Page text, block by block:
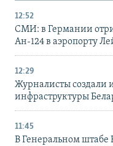
12:52
СМИ: в Германии
Ан-124 в аэропорту
12:29
Журналисты создали
инфраструктуры
11:45
В Генеральном штабе